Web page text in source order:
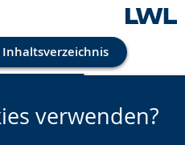
Inhaltsverzeichnis
verwenden?